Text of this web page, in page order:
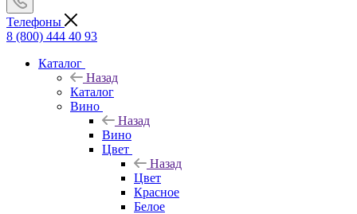
Телефоны
8 (800) 444 40 93
Каталог
Назад
Каталог
Вино
Назад
Вино
Цвет
Назад
Цвет
Красное
Белое